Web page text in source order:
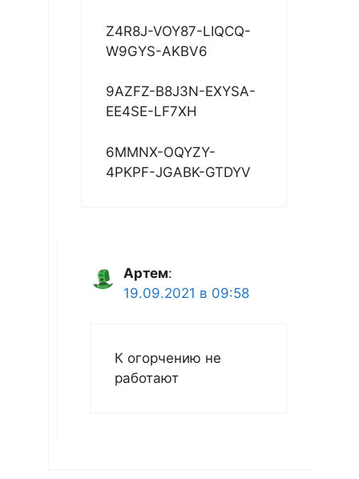
Z4R8J-VOY87-LIQCQ-
W9GYS-AKBV6
9AZFZ-B8J3N-EXYSA-
EE4SE-LF7XH
6MMNX-OQYZY-
4PKPF-JGABK-GTDYV
Артем:
19.09.2021 в 09:58
К огорчению не
работают